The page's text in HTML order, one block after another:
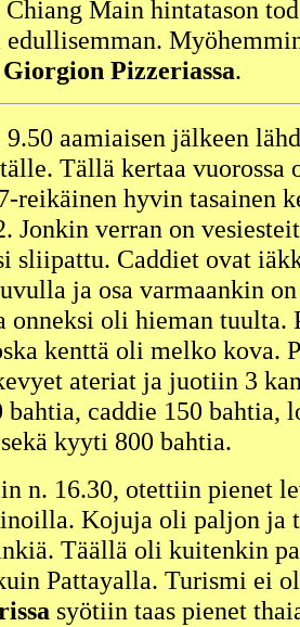
Main hintatason
edullisemman.
Giorgion Pizzeriassa.
9.50 aamiaisen jälkeen
Tällä kertaa
reikäinen hyvin tasainen
Jonkin verran on
sliipattu. Caddiet ovat
ja osa varmaankin
onneksi oli hieman tuulta.
kenttä oli melko kova.
ateriat ja juotiin 3
bahtia, caddie 150 bahtia,
kyyti 800 bahtia.
n. 16.30, otettiin pienet
Kojuja oli paljon ja
Täällä oli kuitenkin
Pattayalla. Turismi ei
syötiin taas pienet